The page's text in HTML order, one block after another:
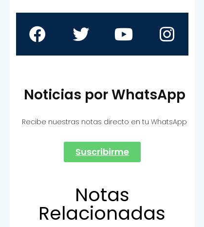
Noticias por WhatsApp
Recibe nuestras notas directo en tu WhatsApp
Suscribirme
Notas
Relacionadas